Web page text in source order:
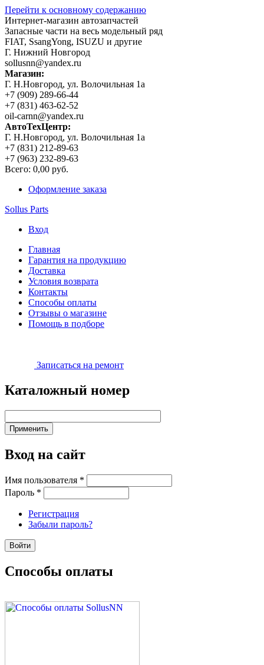
Перейти к основному содержанию
Интернет-магазин автозапчастей
Запасные части на весь модельный ряд
FIAT, SsangYong, ISUZU и другие
Г. Нижний Новгород
sollusnn@yandex.ru
Магазин:
Г. Н.Новгород, ул. Волочильная 1а
+7 (909) 289-66-44
+7 (831) 463-62-52
oil-carnn@yandex.ru
АвтоТехЦентр:
Г. Н.Новгород, ул. Волочильная 1а
+7 (831) 212-89-63
+7 (963) 232-89-63
Всего: 0,00 руб.
Оформление заказа
Sollus Parts
Вход
Главная
Гарантия на продукцию
Доставка
Условия возврата
Контакты
Способы оплаты
Отзывы о магазине
Помощь в подборе
Записаться на ремонт
Каталожный номер
Вход на сайт
Имя пользователя *
Пароль *
Регистрация
Забыли пароль?
Способы оплаты